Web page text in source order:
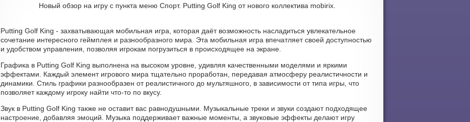
Новый обзор на игру с пункта меню Спорт. Putting Golf King от нового коллектива mobirix.
Putting Golf King - захватывающая мобильная игра, которая даёт возможность насладиться увлекательное
сочетание интересного геймплея и разнообразного мира. Эта мобильная игра впечатляет своей доступностью
и удобством управления, позволяя игрокам погрузиться в происходящее на экране.
Графика в Putting Golf King выполнена на высоком уровне, удивляя качественными моделями и яркими
эффектами. Каждый элемент игрового мира тщательно проработан, передавая атмосферу реалистичности и
динамики. Стиль графики разнообразен от реалистичного до мультяшного, в зависимости от типа игры, что
позволяет каждому игроку найти что-то по вкусу.
Звук в Putting Golf King также не оставит вас равнодушными. Музыкальные треки и звуки создают подходящее
настроение, добавляя эмоций. Музыка поддерживает важные моменты, а звуковые эффекты делают игру